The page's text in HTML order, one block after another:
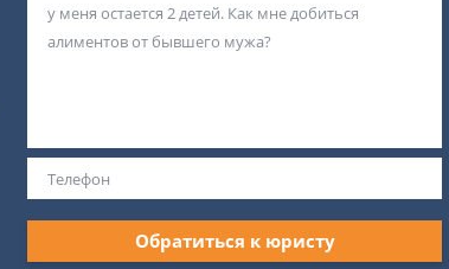
Обратиться к юристу